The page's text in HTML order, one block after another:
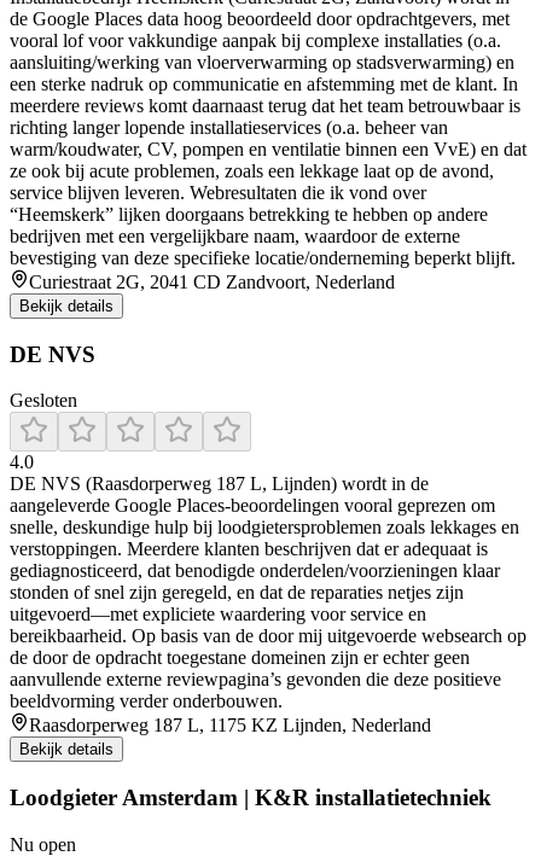
de Google Places data hoog beoordeeld door opdrachtgevers, met
vooral lof voor vakkundige aanpak bij complexe installaties (o.a.
aansluiting/werking van vloerverwarming op stadsverwarming) en
een sterke nadruk op communicatie en afstemming met de klant. In
meerdere reviews komt daarnaast terug dat het team betrouwbaar is
richting langer lopende installatieservices (o.a. beheer van
warm/koudwater, CV, pompen en ventilatie binnen een VvE) en dat
ze ook bij acute problemen, zoals een lekkage laat op de avond,
service blijven leveren. Webresultaten die ik vond over
“Heemskerk” lijken doorgaans betrekking te hebben op andere
bedrijven met een vergelijkbare naam, waardoor de externe
bevestiging van deze specifieke locatie/onderneming beperkt blijft.
Curiestraat 2G, 2041 CD Zandvoort, Nederland
Bekijk details
DE NVS
Gesloten
4.0
DE NVS (Raasdorperweg 187 L, Lijnden) wordt in de
aangeleverde Google Places-beoordelingen vooral geprezen om
snelle, deskundige hulp bij loodgietersproblemen zoals lekkages en
verstoppingen. Meerdere klanten beschrijven dat er adequaat is
gediagnosticeerd, dat benodigde onderdelen/voorzieningen klaar
stonden of snel zijn geregeld, en dat de reparaties netjes zijn
uitgevoerd—met expliciete waardering voor service en
bereikbaarheid. Op basis van de door mij uitgevoerde websearch op
de door de opdracht toegestane domeinen zijn er echter geen
aanvullende externe reviewpagina’s gevonden die deze positieve
beeldvorming verder onderbouwen.
Raasdorperweg 187 L, 1175 KZ Lijnden, Nederland
Bekijk details
Loodgieter Amsterdam | K&R installatietechniek
Nu open